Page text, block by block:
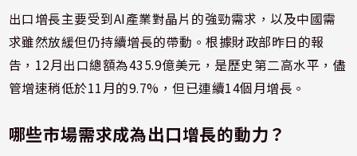
出口增長主要受到AI產業對晶片的強勁需求，以及中國需
求雖然放緩但仍持續增長的帶動。根據財政部昨日的報
告，12月出口總額為435.9億美元，是歷史第二高水平，儘
管增速稍低於11月的9.7%，但已連續14個月增長。
哪些市場需求成為出口增長的動力？